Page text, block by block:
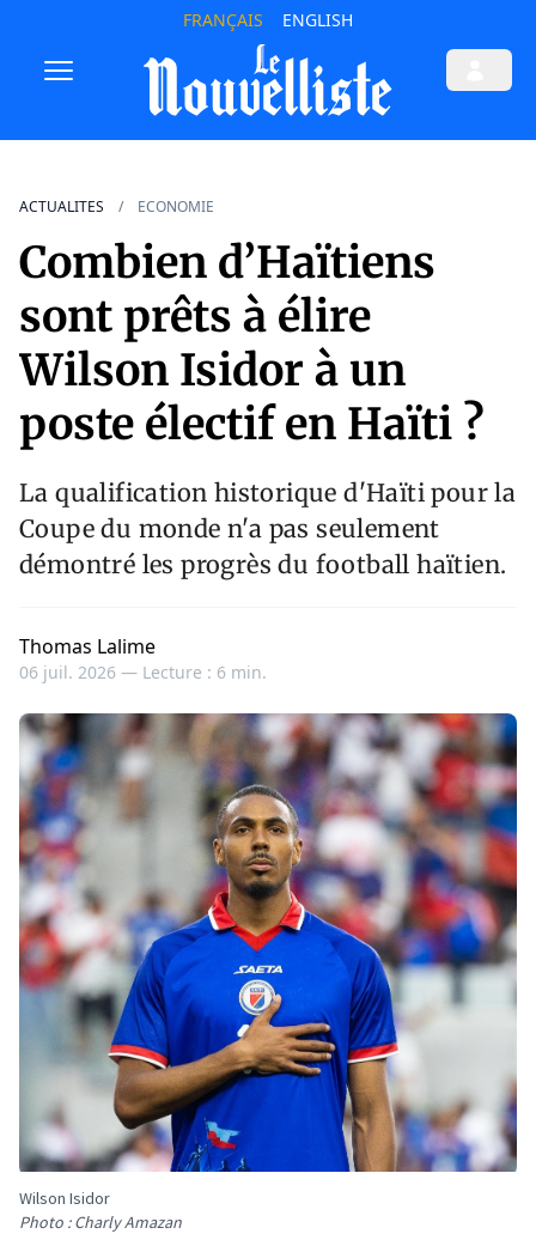
FRANÇAIS ENGLISH
ACTUALITES ECONOMIE
Combien d’Haïtiens
sont prêts à élire
Wilson Isidor à un
poste électif en Haïti ?
La qualification historique d'Haïti pour la
Coupe du monde n'a pas seulement
démontré les progrès du football haïtien.
Thomas Lalime
06 juil. 2026 — Lecture : 6 min.
Wilson Isidor
Photo : Charly Amazan